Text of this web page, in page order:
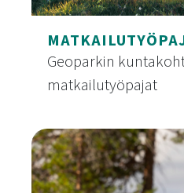
Geoparkin
matkailutyöpajat
Matkailutyöpajat 2025